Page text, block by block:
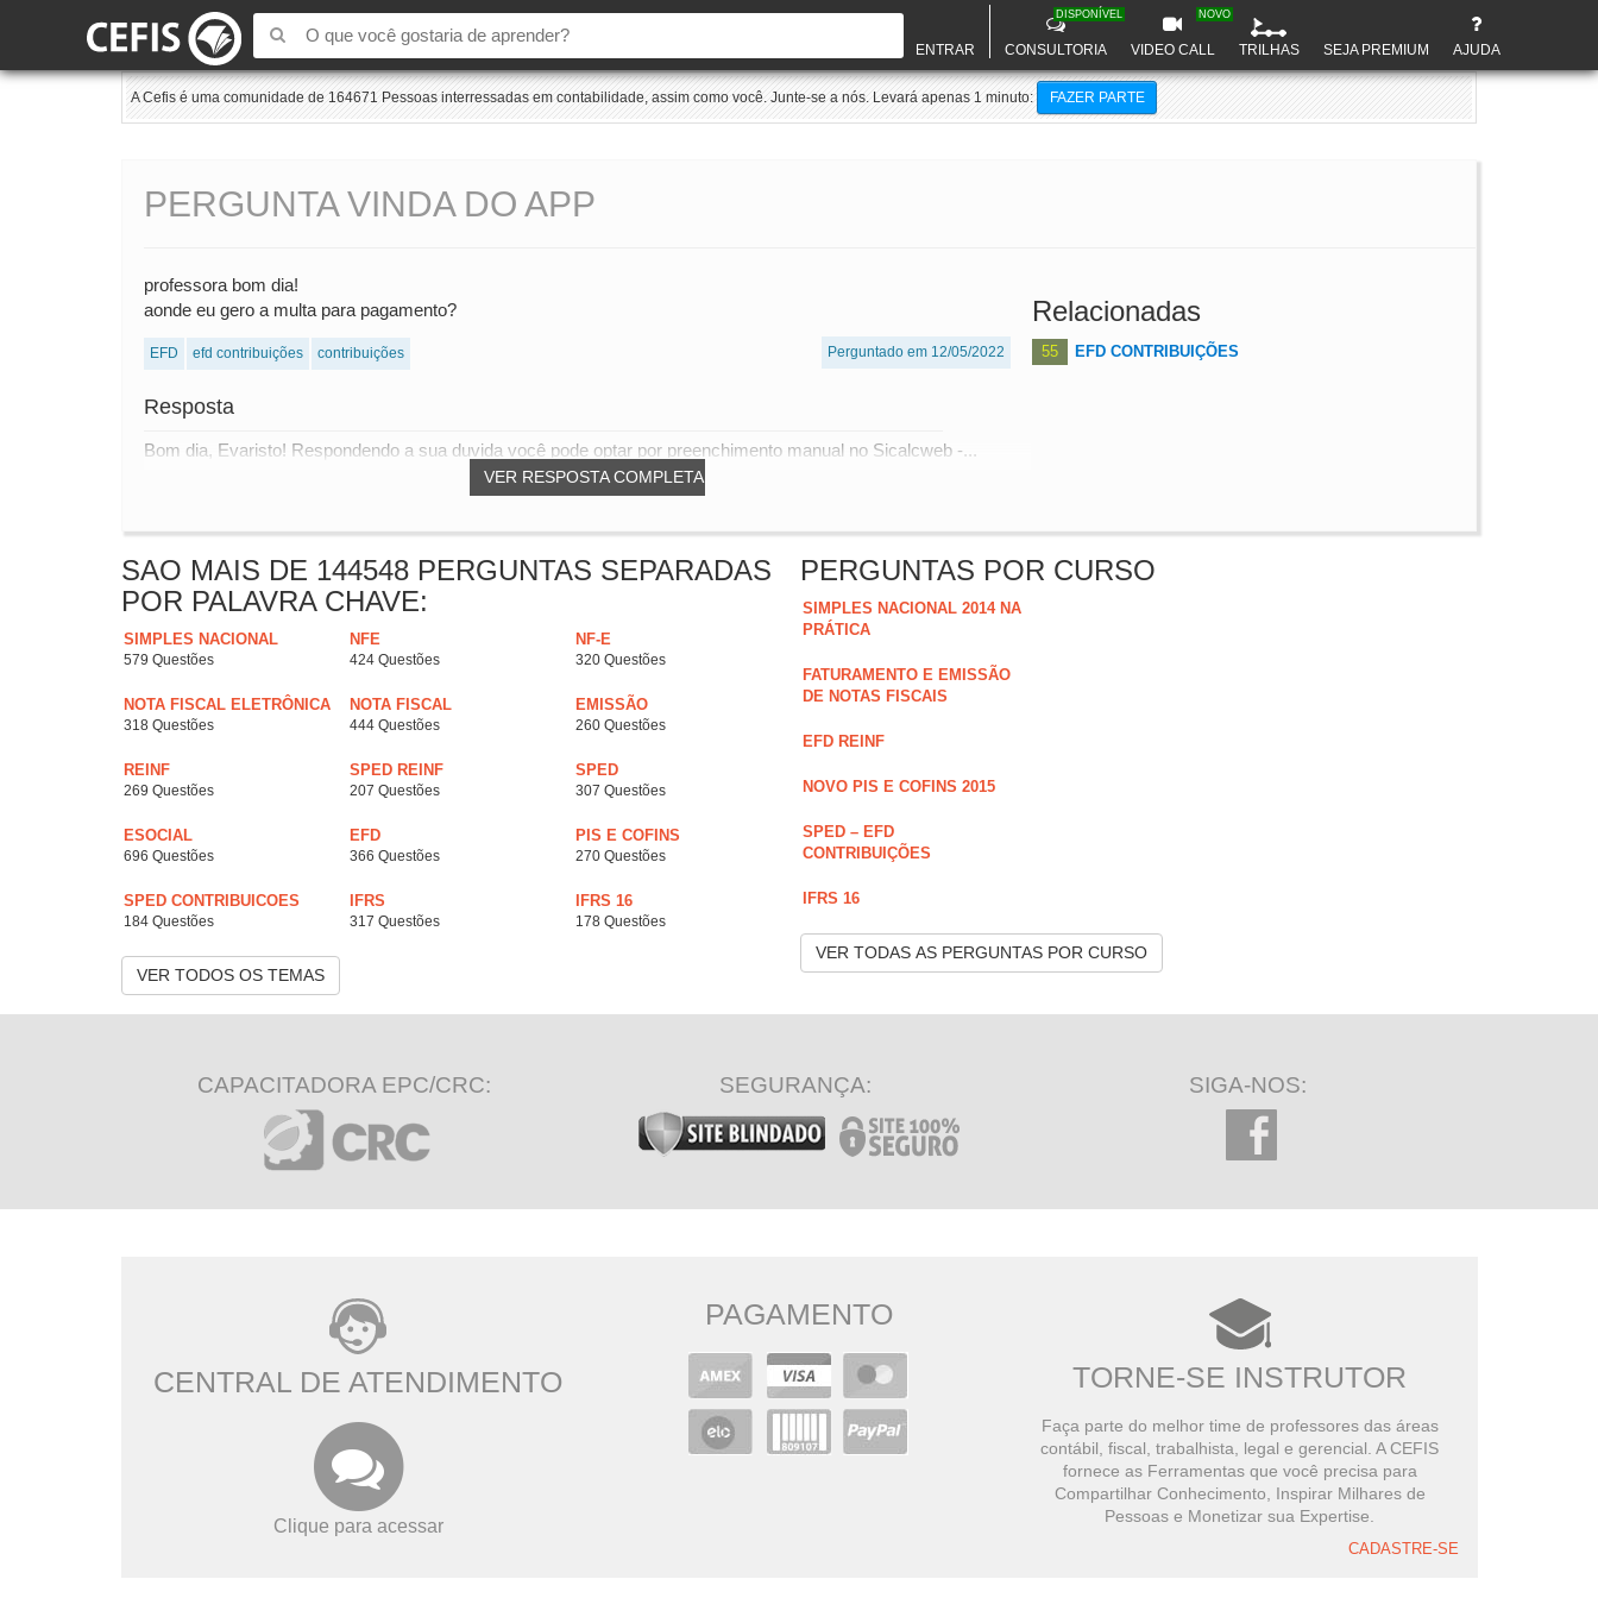
ENTRAR CONSULTORIA
DISPONÍVEL
VIDEO CALL
NOVO
TRILHAS SEJA PREMIUM AJUDA
A Cefis é uma comunidade de 164671 Pessoas interressadas em contabilidade, assim como você. Junte-se a nós. Levará apenas 1 minuto: FAZER PARTE
PERGUNTA VINDA DO APP
professora bom dia!
aonde eu gero a multa para pagamento?
EFD efd contribuições contribuições Perguntado em 12/05/2022
Resposta
VER RESPOSTA COMPLETA
Bom dia, Evaristo! Respondendo a sua duvida você pode optar por preenchimento manual no Sicalcweb -...
Relacionadas
55 EFD CONTRIBUIÇÕES
SAO MAIS DE 144548 PERGUNTAS SEPARADAS
POR PALAVRA CHAVE:
SIMPLES NACIONAL
579 Questões
NFE
424 Questões
NF-E
320 Questões
NOTA FISCAL ELETRÔNICA
318 Questões
NOTA FISCAL
444 Questões
EMISSÃO
260 Questões
REINF
269 Questões
SPED REINF
207 Questões
SPED
307 Questões
ESOCIAL
696 Questões
EFD
366 Questões
PIS E COFINS
270 Questões
SPED CONTRIBUICOES
184 Questões
IFRS
317 Questões
IFRS 16
178 Questões
VER TODOS OS TEMAS
PERGUNTAS POR CURSO
SIMPLES NACIONAL 2014 NA
PRÁTICA
FATURAMENTO E EMISSÃO
DE NOTAS FISCAIS
EFD REINF
NOVO PIS E COFINS 2015
SPED – EFD
CONTRIBUIÇÕES
IFRS 16
VER TODAS AS PERGUNTAS POR CURSO
CAPACITADORA EPC/CRC: SEGURANÇA: SIGA-NOS:
CENTRAL DE ATENDIMENTO
Clique para acessar
PAGAMENTO
TORNE-SE INSTRUTOR
Faça parte do melhor time de professores das áreas
contábil, fiscal, trabalhista, legal e gerencial. A CEFIS
fornece as Ferramentas que você precisa para
Compartilhar Conhecimento, Inspirar Milhares de
Pessoas e Monetizar sua Expertise.
CADASTRE-SE